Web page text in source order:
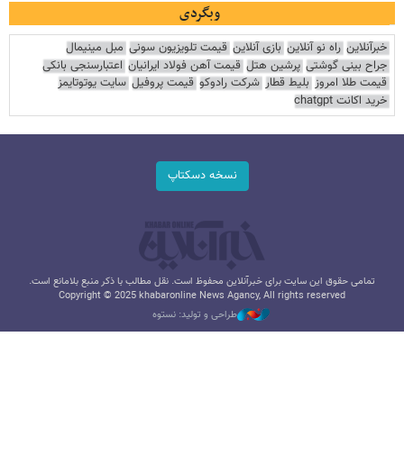
وبگردی
خبرآنلاین راه نو آنلاین بازی آنلاین قیمت تلویزیون سونی مبل مینیمال
جراح بینی گوشتی پرشین هتل قیمت آهن فولاد ایرانیان اعتبارسنجی بانکی
قیمت طلا امروز بلیط قطار شرکت رادوکو قیمت پروفیل سایت یوتوتایمز
خرید اکانت chatgpt
نسخه دسکتاپ
تمامی حقوق این سایت برای خبرآنلاین محفوظ است. نقل مطالب با ذکر منبع بلامانع است.
Copyright © 2025 khabaronline News Agancy, All rights reserved
طراحی و تولید: نستوه